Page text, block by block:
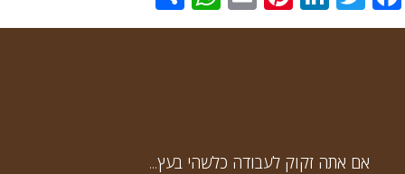
...אם אתה זקוק לעבודה כלשהי בעץ